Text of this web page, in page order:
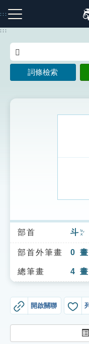
到
主
:::
注音索引圖示 筆
索引選單
知識索引
單字索引
:::
詞條檢索
部首 斗 ㄉㄡˇ
部首外筆畫 0 畫
總筆畫 4 畫
開啟關聯